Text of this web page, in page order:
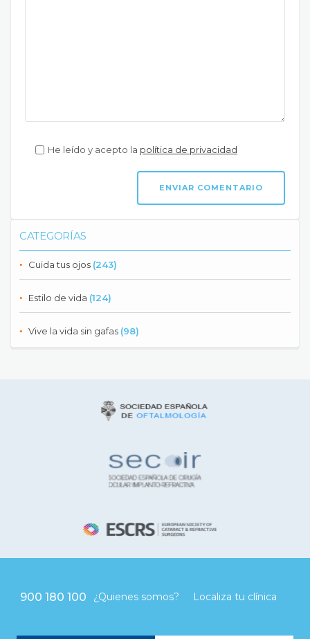
He leído y acepto la política de privacidad
CATEGORÍAS
Cuida tus ojos (243)
Estilo de vida (124)
Vive la vida sin gafas (98)
900 180 100 ¿Quienes somos? Localiza tu clínica